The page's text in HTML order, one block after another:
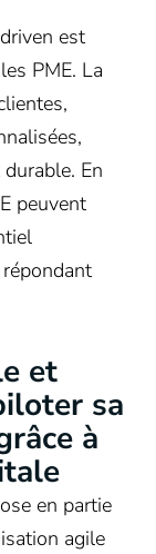
est
PME. La
En
peuvent
et
sa
à
en partie
agile